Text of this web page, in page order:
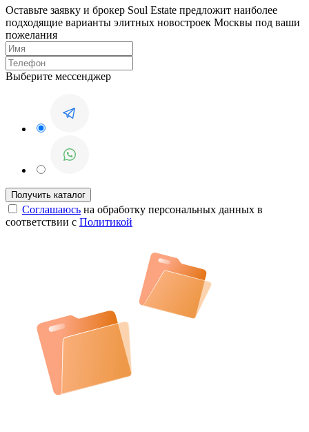
Оставьте заявку и брокер Soul Estate предложит наиболее
подходящие варианты элитных новостроек Москвы под ваши
пожелания
Выберите мессенджер
Соглашаюсь на обработку персональных данных в
соответствии с Политикой